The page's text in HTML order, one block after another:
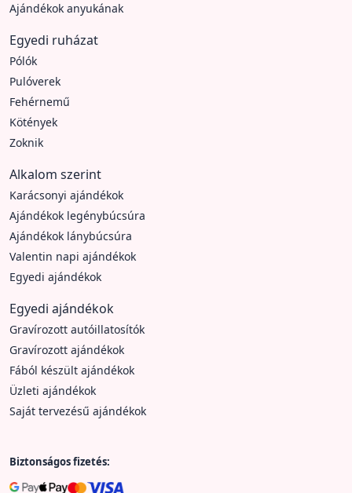
Ajándékok anyukának
Egyedi ruházat
Pólók
Pulóverek
Fehérnemű
Kötények
Zoknik
Alkalom szerint
Karácsonyi ajándékok
Ajándékok legénybúcsúra
Ajándékok lánybúcsúra
Valentin napi ajándékok
Egyedi ajándékok
Egyedi ajándékok
Gravírozott autóillatosítók
Gravírozott ajándékok
Fából készült ajándékok
Üzleti ajándékok
Saját tervezésű ajándékok
Biztonságos fizetés: